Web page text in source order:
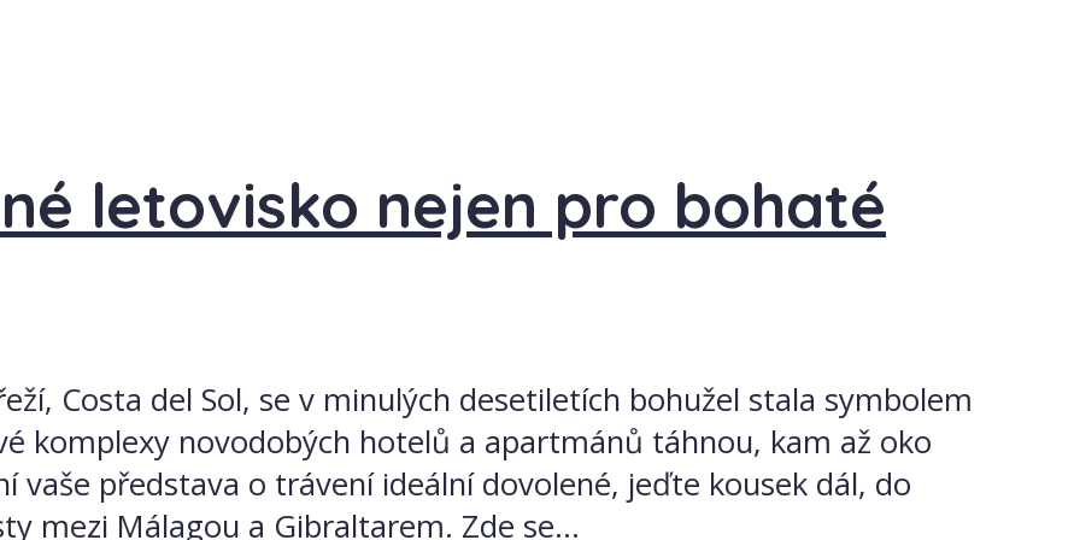
letovisko nejen pro bohaté
Costa del Sol, se v minulých desetiletích bohužel stala symbolem
komplexy novodobých hotelů a apartmánů táhnou, kam až oko
vaše představa o trávení ideální dovolené, jeďte kousek dál, do
mezi Málagou a Gibraltarem. Zde se...